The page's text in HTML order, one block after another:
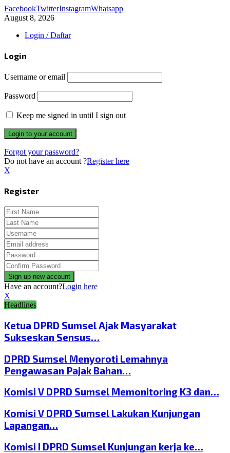
FacebookTwitterInstagramWhatsapp
August 8, 2026
Login / Daftar
Login
Username or email
Password
Keep me signed in until I sign out
Forgot your password?
Do not have an account ?Register here
X
Register
Have an account?Login here
X
Headlines
Ketua DPRD Sumsel Ajak Masyarakat
Sukseskan Sensus…
DPRD Sumsel Menyoroti Lemahnya
Pengawasan Pajak Bahan…
Komisi V DPRD Sumsel Memonitoring K3 dan…
Komisi V DPRD Sumsel Lakukan Kunjungan
Lapangan…
Komisi I DPRD Sumsel Kunjungan kerja ke…